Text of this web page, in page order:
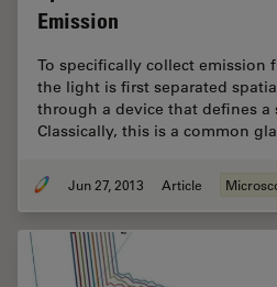
Emission
To specifically collect emission
the light is first separated
through a device that defines a
Classically, this is a common
Jun 27, 2013 Article